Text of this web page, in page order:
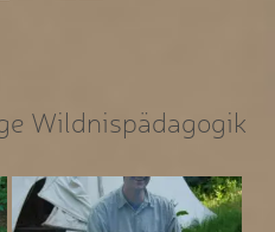
Wildnispädagogik